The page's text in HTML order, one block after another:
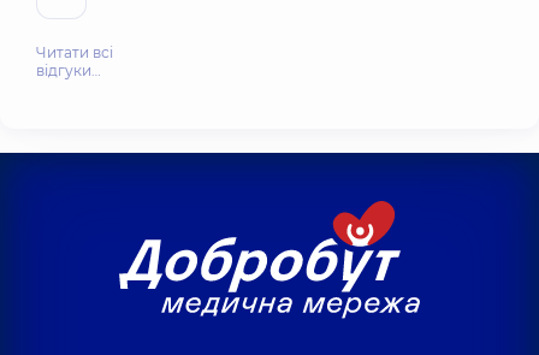
Читати всі
відгуки…